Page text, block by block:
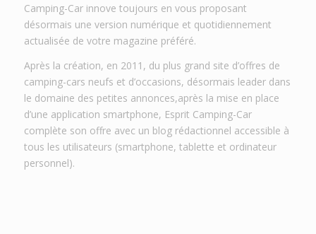
Camping-Car innove toujours en vous proposant
désormais une version numérique et quotidiennement
actualisée de votre magazine préféré.
Après la création, en 2011, du plus grand site d’offres de
camping-cars neufs et d’occasions, désormais leader dans
le domaine des petites annonces,après la mise en place
d’une application smartphone, Esprit Camping-Car
complète son offre avec un blog rédactionnel accessible à
tous les utilisateurs (smartphone, tablette et ordinateur
personnel).